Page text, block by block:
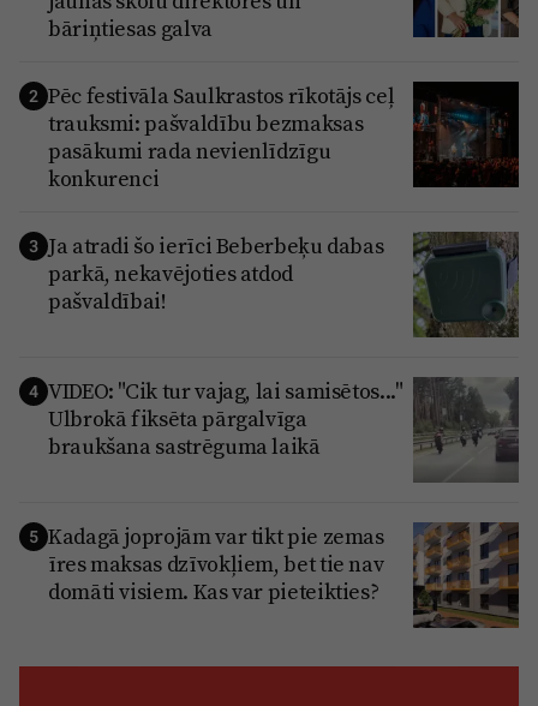
bāriņtiesas galva
2 Pēc festivāla Saulkrastos rīkotājs ceļ
trauksmi: pašvaldību bezmaksas
pasākumi rada nevienlīdzīgu
konkurenci
3 Ja atradi šo ierīci Beberbeķu dabas
parkā, nekavējoties atdod
pašvaldībai!
4 VIDEO: "Cik tur vajag, lai samisētos..."
Ulbrokā fiksēta pārgalvīga
braukšana sastrēguma laikā
5 Kadagā joprojām var tikt pie zemas
īres maksas dzīvokļiem, bet tie nav
domāti visiem. Kas var pieteikties?